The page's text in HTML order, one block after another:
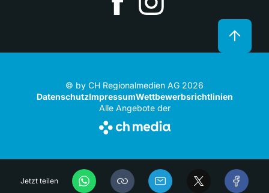
Jetzt teilen
© by CH Regionalmedien AG 2026
DatenschutzImpressumWettbewerbsrichtlinien
Alle Angebote der